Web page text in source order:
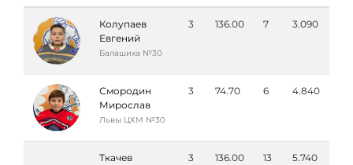
Колупаев
Евгений
Балашиха №30
3 136.00 7 3.090
Смородин
Мирослав
Львы ЦХМ №30
3 74.70 6 4.840
Ткачев
3 136.00 13 5.740